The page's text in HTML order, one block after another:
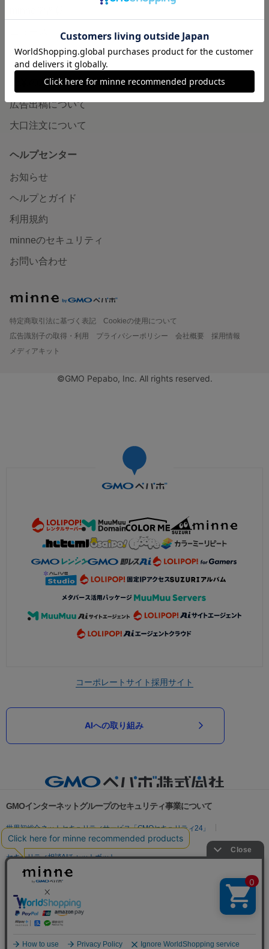
minneの本
企業の方へ
広告出稿について
大口注文について
ヘルプセンター
お知らせ
ヘルプとガイド
利用規約
minneのセキュリティ
お問い合わせ
特定商取引法に基づく表記
Cookieの使用について
広告識別子の取得・利用
プライバシーポリシー 会社概要
採用情報
メディアキット
©GMO Pepabo, Inc. All rights reserved.
コーポレートサイト採用サイト
AIへの取り組み
GMOインターネットグループのセキュリティ事業について
世界初総合ネットセキュリティサービス「GMOセキュリティ24」
パスワード漏洩診断
Webサイトリスク診断
セキュリティ相談AIチャットボット
実在証明・盗聴対策
サイバー攻撃対策（GMO Flatt Security）
セキュリティ事業の軌跡